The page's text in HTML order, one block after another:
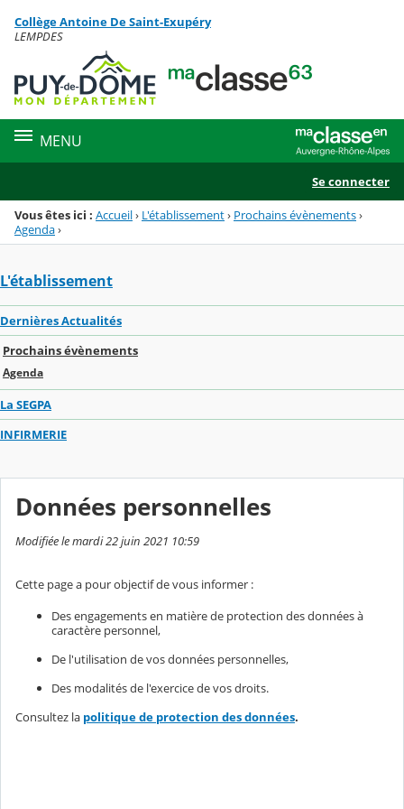
Menu de la rubrique
Contenu
Collège Antoine De Saint-Exupéry
LEMPDES
MENU
Se connecter
Vous êtes ici : Accueil› L'établissement› Prochains évènements›
Agenda›
L'établissement
Dernières Actualités
Prochains évènements
Agenda
La SEGPA
INFIRMERIE
Données personnelles
Modifiée le mardi 22 juin 2021 10:59
Cette page a pour objectif de vous informer :
Des engagements en matière de protection des données à
caractère personnel,
De l'utilisation de vos données personnelles,
Des modalités de l'exercice de vos droits.
Consultez la politique de protection des données.